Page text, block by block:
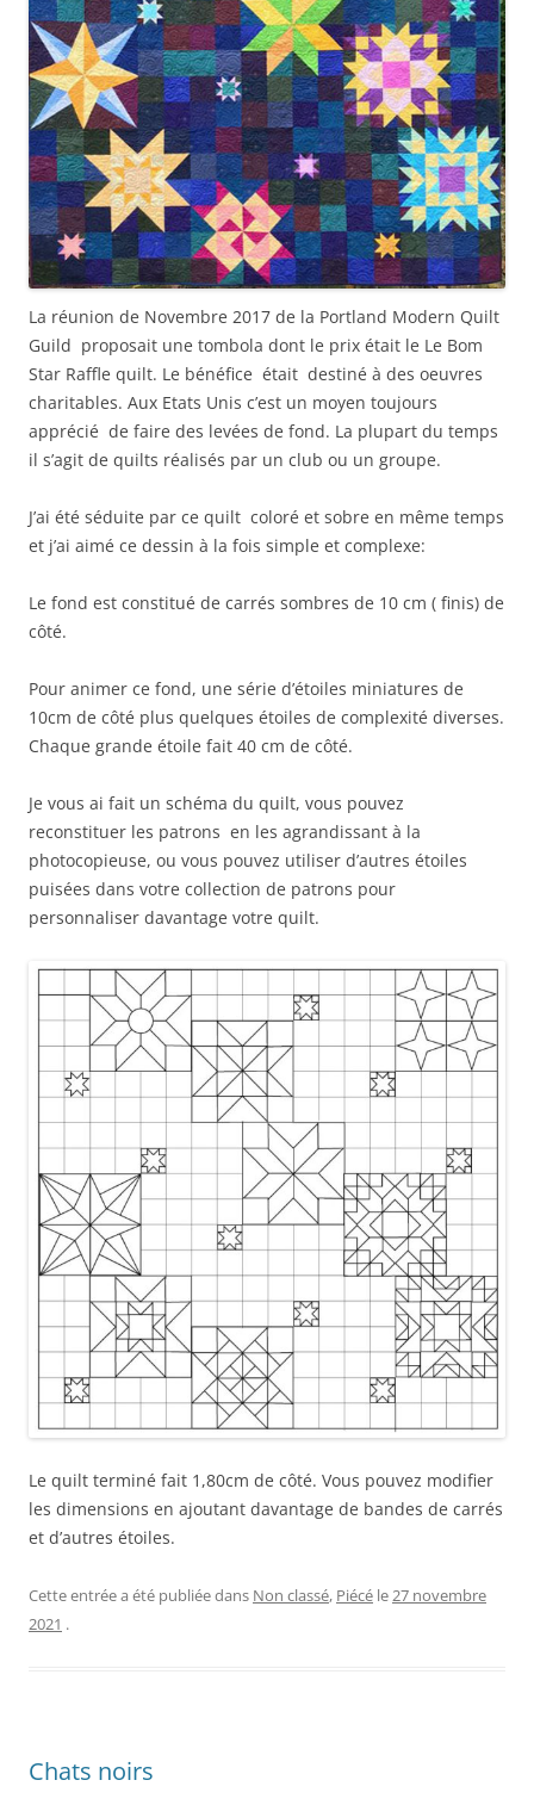
La réunion de Novembre 2017 de la Portland Modern Quilt
Guild proposait une tombola dont le prix était le Le Bom
Star Raffle quilt. Le bénéfice était destiné à des oeuvres
charitables. Aux Etats Unis c’est un moyen toujours
apprécié de faire des levées de fond. La plupart du temps
il s’agit de quilts réalisés par un club ou un groupe.
J’ai été séduite par ce quilt coloré et sobre en même temps
et j’ai aimé ce dessin à la fois simple et complexe:
Le fond est constitué de carrés sombres de 10 cm ( finis) de
côté.
Pour animer ce fond, une série d’étoiles miniatures de
10cm de côté plus quelques étoiles de complexité diverses.
Chaque grande étoile fait 40 cm de côté.
Je vous ai fait un schéma du quilt, vous pouvez
reconstituer les patrons en les agrandissant à la
photocopieuse, ou vous pouvez utiliser d’autres étoiles
puisées dans votre collection de patrons pour
personnaliser davantage votre quilt.
Le quilt terminé fait 1,80cm de côté. Vous pouvez modifier
les dimensions en ajoutant davantage de bandes de carrés
et d’autres étoiles.
Cette entrée a été publiée dans Non classé, Piécé le27 novembre
2021 .
Chats noirs